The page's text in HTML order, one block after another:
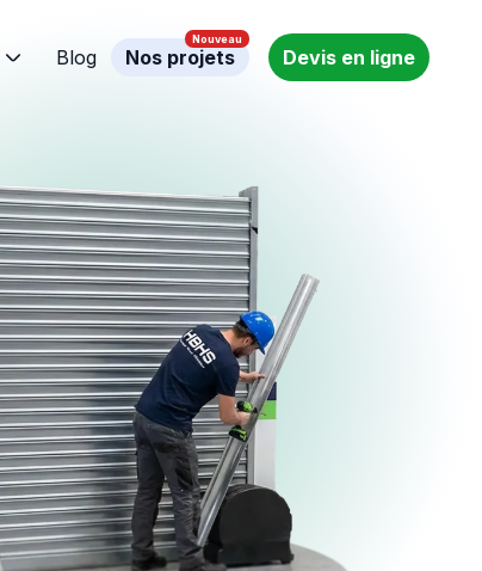
Blog Nos projets Devis en ligne